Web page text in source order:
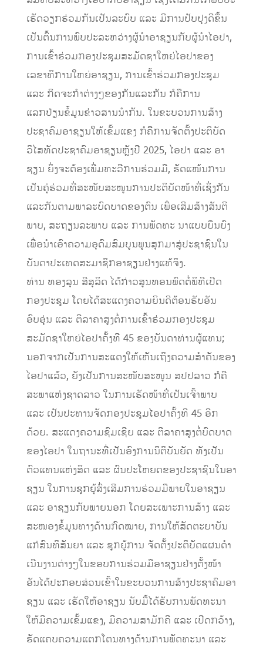
ເຮັດວຽກຮ່ວມກັນເປັນລະບົບ ແລະ ມີການປັບປຸງດີຂຶ້ນ
ເປັນຕົ້ນການພົບປະລະຫວ່າງຜູ້ນຳອາຊຽນກັບຜູ້ນຳໄອປາ,
ການເຂົ້າຮ່ວມກອງປະຊຸມສະມັດຊາໃຫຍ່ໄອປາຂອງ
ເລຂາທິການໃຫຍ່ອາຊຽນ, ການເຂົ້າຮ່ວມກອງປະຊຸມ
ແລະ ກິດຈະກຳຕ່າງໆຂອງກັນແລະກັນ ກໍຄືການ
ແລກປ່ຽນຂໍ້ມູນຂ່າວສານນຳກັນ. ໃນຂະບວນການສ້າງ
ປະຊາຄົມອາຊຽນໃຫ້ເຂັ້ມແຂງ ກໍຄືຶການຈັດຕັ້ງປະຕິບັດ
ວິໄສທັດປະຊາຄົມອາຊຽນຫຼັງປີ 2025, ໄອປາ ແລະ ອາ
ຊຽນ ຍິ່ງຈະຕ້ອງເພີ່ມທະວີການຮ່ວມມື, ຮັດແໜ້ນການ
ເປັນຄູ່ຮ່ວມທີ່ສະໜັບສະໜູນການປະຕິບັດໜ້າທີ່ເຊິ່ງກັນ
ແລະກັນຕາມພາລະບົດບາດຂອງຕົນ ເພື່ອ​ເສີມ​ສ້າງສັນ​ຕິ​
ພາບ, ສະຖຽນ​ລະ​ພາບ ​ແລະ ການ​ພັດທະ ນາແບບຍືນຍົງ ​
ເພື່ອນຳເອົາຄວາມອຸດົມສົມບູນພູນສຸກມາສູ່ປະຊາຊົນໃນ
ບັນດາປະເທດສະມາຊິກອາຊຽນຢ່າງແທ້ຈິງ.
ທ່ານ ທອງລຸນ ສີສຸລິດ ໄດ້ກ່າວສູນທອນພົດຕໍ່ພິທີເປີດ
ກອງປະຊຸມ ໂດຍໄດ້ສະ​ແດງ​ຄວາມ​ຍິນ​ດີ​ຕ້ອນ​ຮັບອັນ
ອົບອຸ່ນ ແລະ ຕີລາຄາສູງຕໍ່ການ​ເຂົ້າ​ຮ່ວມກອງ​ປະ​ຊຸມ
ສະມັດຊາໃຫຍ່​ໄອປາຄັ້ງ​ທີ 45 ຂອງ​ບັນ​ດາ​ທ່ານ​ຜູ້ແທນ;
ນອກ​ຈາ​ກ​​ເປັນ​ການ​ສະແດງໃຫ້ເຫັນ​ເຖິງ​ຄວາມ​ສຳ​ຄັນ​ຂອງ​
ໄອ​ປາ​ແລ້ວ, ຍັງ​ເປັນ​ການ​ສະ​ໜັບ​ສະ​ໜູນ ສ​ປ​ປ​ລາວ ກໍ​ຄື
ສະ​ພາ​ແຫ່​ງ​ຊາດ​ລາວ ໃນ​ການເຮັດໜ້າທີ່ເປັນ​ເຈົ້າ​ພາບ
ແລະ ເປັນປະທານຈັດກອງປະຊຸມໄອປາຄັ້ງທີ 45 ອີກ
ດ້ວຍ. ສະແດງຄວາມຊົມເຊີຍ ແລະ ຕີລາຄາສູງຕໍ່ບົດບາດ
ຂອງໄອປາ ໃນຖານະທີ່ເປັນອົງການນິຕິບັນຍັດ ທັງເປັນ
ຕົວແທນແຫ່ງສິດ ແລະ ຜົນປະໂຫຍດຂອງປະຊາຊົນໃນອາ
ຊຽນ ໃນການຊຸກຍູ້ສົ່ງເສີມການຮ່ວມມືພາຍໃນອາຊຽນ
ແລະ ອາຊຽນກັບພາຍນອກ ໂດຍສະເພາະການສ້າງ ແລະ
ສະໜອງຂໍ້ມູນທາງດ້ານກົດໝາຍ, ການໃຫ້ສັດຕະຍາບັນ
ແກ່ສົນທິສັນຍາ ແລະ ຊຸກຍູ້ການ ຈັດຕັ້ງປະຕິບັດແຜນດໍາ
ເນີນງານຕ່າງໆໃນຂອບການຮ່ວມມືອາຊຽນຢ່າງຕັ້ງໜ້າ
ອັນໄດ້ປະກອບສ່ວນເຂົ້າໃນຂະບວນການສ້າງປະຊາຄົມອາ
ຊຽນ ແລະ ເຮັດໃຫ້ອາຊຽນ ນັບມື້ໄດ້ຮັບການພັດທະນາ
ໃຫ້ມີຄວາມເຂັ້ມແຂງ, ມີຄວາມສາມັກຄີ ແລະ ເປີດກວ້າງ,
ຮັດແຄບຄວາມແຕກໂຕນທາງດ້ານການພັດທະນາ ແລະ